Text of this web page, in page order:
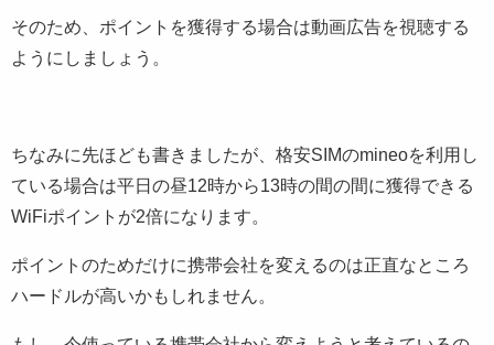
そのため、ポイントを獲得する場合は動画広告を視聴する
ようにしましょう。
ちなみに先ほども書きましたが、格安SIMのmineoを利用し
ている場合は平日の昼12時から13時の間の間に獲得できる
WiFiポイントが2倍になります。
ポイントのためだけに携帯会社を変えるのは正直なところ
ハードルが高いかもしれません。